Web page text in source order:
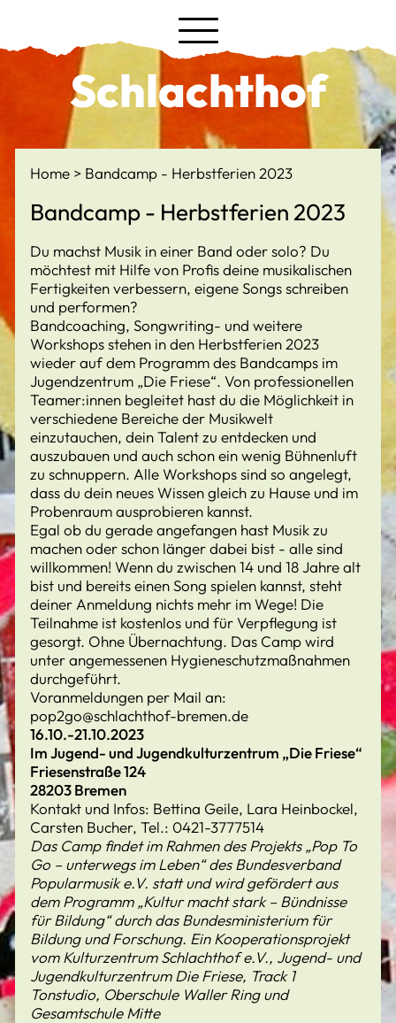
Schlachthof
Home Bandcamp - Herbstferien 2023
Bandcamp - Herbstferien 2023
Du machst Musik in einer Band oder solo? Du
möchtest mit Hilfe von Profis deine musikalischen
Fertigkeiten verbessern, eigene Songs schreiben
und performen?
Bandcoaching, Songwriting- und weitere
Workshops stehen in den Herbstferien 2023
wieder auf dem Programm des Bandcamps im
Jugendzentrum „Die Friese“. Von professionellen
Teamer:innen begleitet hast du die Möglichkeit in
verschiedene Bereiche der Musikwelt
einzutauchen, dein Talent zu entdecken und
auszubauen und auch schon ein wenig Bühnenluft
zu schnuppern. Alle Workshops sind so angelegt,
dass du dein neues Wissen gleich zu Hause und im
Probenraum ausprobieren kannst.
Egal ob du gerade angefangen hast Musik zu
machen oder schon länger dabei bist - alle sind
willkommen! Wenn du zwischen 14 und 18 Jahre alt
bist und bereits einen Song spielen kannst, steht
deiner Anmeldung nichts mehr im Wege! Die
Teilnahme ist kostenlos und für Verpflegung ist
gesorgt. Ohne Übernachtung. Das Camp wird
unter angemessenen Hygieneschutzmaßnahmen
durchgeführt.
Voranmeldungen per Mail an:
pop2go@schlachthof-bremen.de
16.10.-21.10.2023
Im Jugend- und Jugendkulturzentrum „Die Friese“
Friesenstraße 124
28203 Bremen
Kontakt und Infos: Bettina Geile, Lara Heinbockel,
Carsten Bucher, Tel.: 0421-3777514
Das Camp findet im Rahmen des Projekts „Pop To
Go – unterwegs im Leben“ des Bundesverband
Popularmusik e.V. statt und wird gefördert aus
dem Programm „Kultur macht stark – Bündnisse
für Bildung“ durch das Bundesministerium für
Bildung und Forschung. Ein Kooperationsprojekt
vom Kulturzentrum Schlachthof e.V., Jugend- und
Jugendkulturzentrum Die Friese, Track 1
Tonstudio, Oberschule Waller Ring und
Gesamtschule Mitte